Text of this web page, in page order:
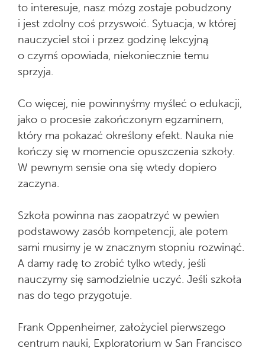
to interesuje, nasz mózg zostaje pobudzony
i jest zdolny coś przyswoić. Sytuacja, w której
nauczyciel stoi i przez godzinę lekcyjną
o czymś opowiada, niekoniecznie temu
sprzyja.
Co więcej, nie powinnyśmy myśleć o edukacji,
jako o procesie zakończonym egzaminem,
który ma pokazać określony efekt. Nauka nie
kończy się w momencie opuszczenia szkoły.
W pewnym sensie ona się wtedy dopiero
zaczyna.
Szkoła powinna nas zaopatrzyć w pewien
podstawowy zasób kompetencji, ale potem
sami musimy je w znacznym stopniu rozwinąć.
A damy radę to zrobić tylko wtedy, jeśli
nauczymy się samodzielnie uczyć. Jeśli szkoła
nas do tego przygotuje.
Frank Oppenheimer, założyciel pierwszego
centrum nauki, Exploratorium w San Francisco